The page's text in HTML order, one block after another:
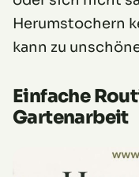
Herumstochern
kann zu
Einfache
Gartenarbeit